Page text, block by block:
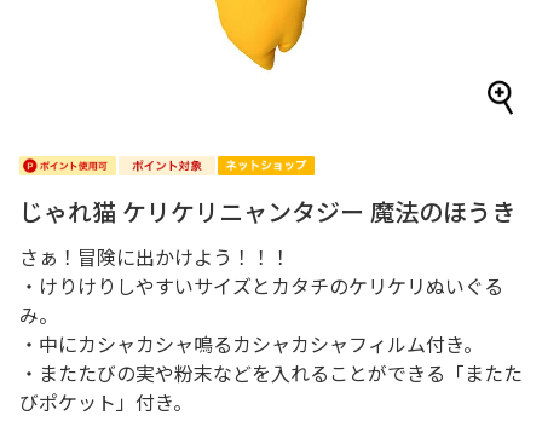
じゃれ猫 ケリケリニャンタジー 魔法のほうき
さぁ！冒険に出かけよう！！！
・けりけりしやすいサイズとカタチのケリケリぬいぐる
み。
・中にカシャカシャ鳴るカシャカシャフィルム付き。
・またたびの実や粉末などを入れることができる「またた
びポケット」付き。